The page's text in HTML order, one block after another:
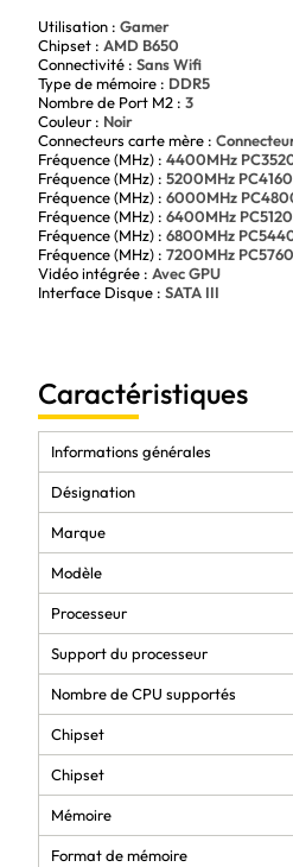
optimales pour vos composants,
Choisissez la Gigabyte B650
En résumé, si vous êtes un
gamme de composants, la Gigabyte
des avantages indéniables pour
système et profiter de
Utilisation : Gamer
Chipset : AMD B650
Connectivité : Sans Wifi
Type de mémoire : DDR5
Nombre de Port M2 : 3
Couleur : Noir
Connecteurs carte mère :
Fréquence (MHz) : 4400MHz
Fréquence (MHz) : 5200MHz
Fréquence (MHz) : 6000MHz
Fréquence (MHz) : 6400MHz
Fréquence (MHz) : 6800MHz
Fréquence (MHz) : 7200MHz
Vidéo intégrée : Avec GPU
Interface Disque : SATA III
Caractéristiques
Informations générales
Désignation
Marque
Modèle
Processeur
Support du processeur
Nombre de CPU supportés
Chipset
Chipset
Mémoire
Format de mémoire